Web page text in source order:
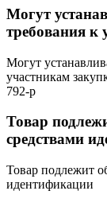
Могут
требования к
Могут
участникам
792-р
Товар
средствами
Товар подлежит
идентификации